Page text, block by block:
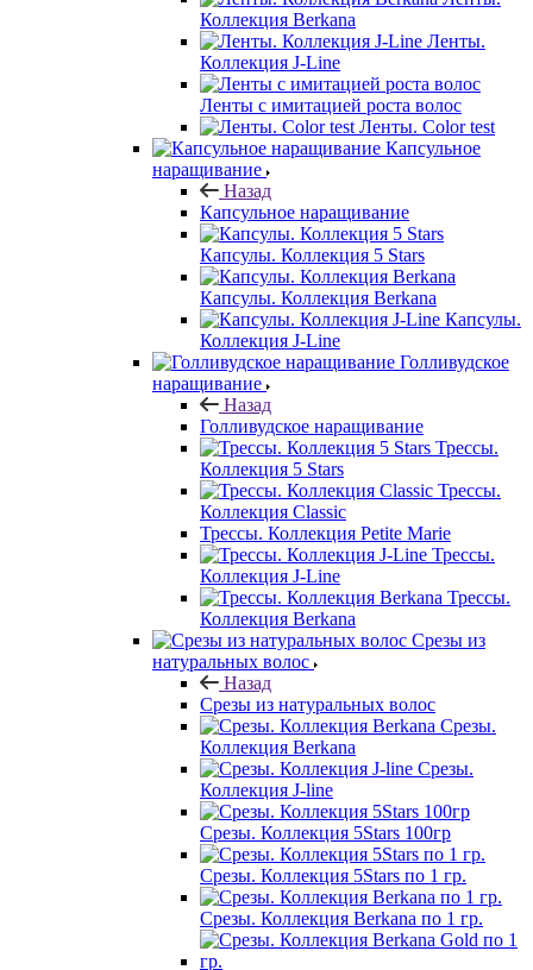
Коллекция Berkana
Ленты.
Коллекция J-Line
Ленты с имитацией роста волос
Ленты. Color test
Капсульное
наращивание
Назад
Капсульное наращивание
Капсулы. Коллекция 5 Stars
Капсулы. Коллекция Berkana
Капсулы.
Коллекция J-Line
Голливудское
наращивание
Назад
Голливудское наращивание
Трессы.
Коллекция 5 Stars
Трессы.
Коллекция Classic
Трессы. Коллекция Petite Marie
Трессы.
Коллекция J-Line
Трессы.
Коллекция Berkana
Срезы из
натуральных волос
Назад
Срезы из натуральных волос
Срезы.
Коллекция Berkana
Срезы.
Коллекция J-line
Срезы. Коллекция 5Stars 100гр
Срезы. Коллекция 5Stars по 1 гр.
Срезы. Коллекция Berkana по 1 гр.